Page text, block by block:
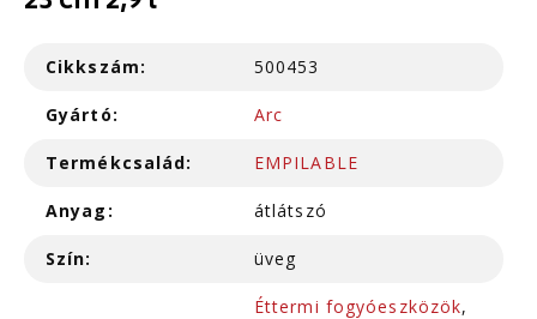
Cikkszám: 500453
Gyártó: Arc
Termékcsalád: EMPILABLE
Anyag: átlátszó
Szín: üveg
Éttermi fogyóeszközök,